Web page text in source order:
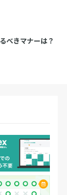
べきマナーは？